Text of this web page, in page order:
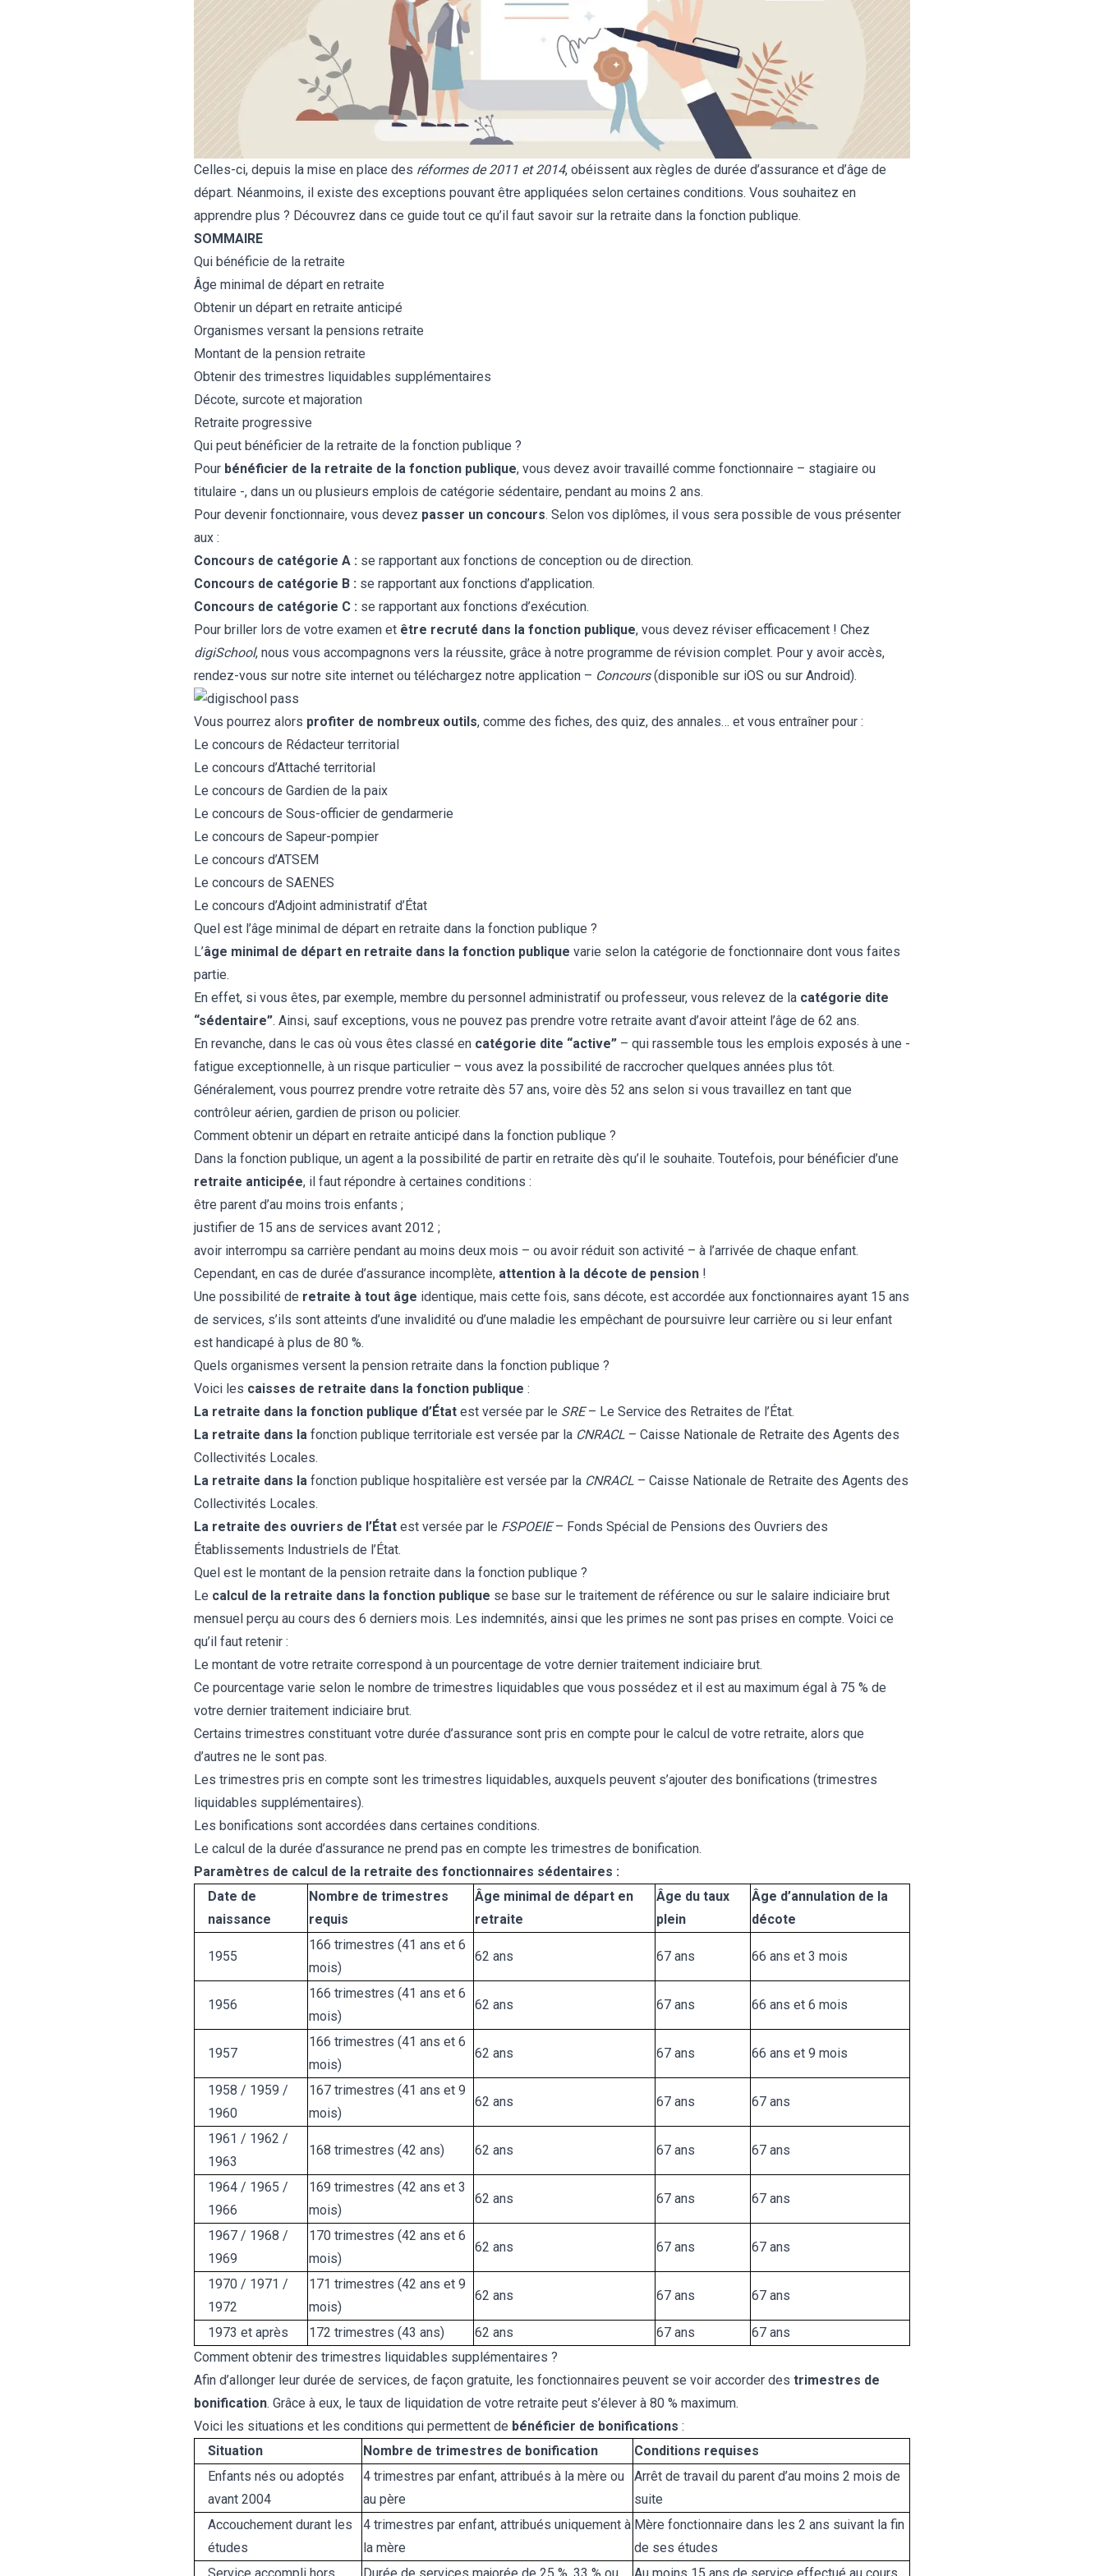
Adjoint administratif
territorial
Adjoint administratif
territorial
Celles-ci, depuis la mise en place des réformes de 2011 et 2014, obéissent aux règles de durée d’assurance et d’âge de
départ. Néanmoins, il existe des exceptions pouvant être appliquées selon certaines conditions. Vous souhaitez en
apprendre plus ? Découvrez dans ce guide tout ce qu’il faut savoir sur la retraite dans la fonction publique.
SOMMAIRE
Qui bénéficie de la retraite
Âge minimal de départ en retraite
Obtenir un départ en retraite anticipé
Organismes versant la pensions retraite
Montant de la pension retraite
Obtenir des trimestres liquidables supplémentaires
Décote, surcote et majoration
Retraite progressive
Qui peut bénéficier de la retraite de la fonction publique ?
Pour bénéficier de la retraite de la fonction publique, vous devez avoir travaillé comme fonctionnaire – stagiaire ou
titulaire -, dans un ou plusieurs emplois de catégorie sédentaire, pendant au moins 2 ans.
Pour devenir fonctionnaire, vous devez passer un concours. Selon vos diplômes, il vous sera possible de vous présenter
aux :
Concours de catégorie A : se rapportant aux fonctions de conception ou de direction.
Concours de catégorie B : se rapportant aux fonctions d’application.
Concours de catégorie C : se rapportant aux fonctions d’exécution.
Pour briller lors de votre examen et être recruté dans la fonction publique, vous devez réviser efficacement ! Chez
digiSchool, nous vous accompagnons vers la réussite, grâce à notre programme de révision complet. Pour y avoir accès,
rendez-vous sur notre site internet ou téléchargez notre application – Concours(disponible sur iOS ou sur Android).
Vous pourrez alors profiter de nombreux outils, comme des fiches, des quiz, des annales… et vous entraîner pour :
Le concours de Rédacteur territorial
Le concours d’Attaché territorial
Le concours de Gardien de la paix
Le concours de Sous-officier de gendarmerie
Le concours de Sapeur-pompier
Le concours d’ATSEM
Le concours de SAENES
Le concours d’Adjoint administratif d’État
Quel est l’âge minimal de départ en retraite dans la fonction publique ?
L’âge minimal de départ en retraite dans la fonction publique varie selon la catégorie de fonctionnaire dont vous faites
partie.
En effet, si vous êtes, par exemple, membre du personnel administratif ou professeur, vous relevez de la catégorie dite
“sédentaire”. Ainsi, sauf exceptions, vous ne pouvez pas prendre votre retraite avant d’avoir atteint l’âge de 62 ans.
En revanche, dans le cas où vous êtes classé en catégorie dite “active” – qui rassemble tous les emplois exposés à une ­
fatigue exceptionnelle, à un risque particulier – vous avez la possibilité de raccrocher quelques années plus tôt.
Généralement, vous pourrez prendre votre retraite dès 57 ans, voire dès 52 ans selon si vous travaillez en tant que
contrôleur aérien, gardien de prison ou policier.
Comment obtenir un départ en retraite anticipé dans la fonction publique ?
Dans la fonction publique, un agent a la possibilité de partir en retraite dès qu’il le souhaite. Toutefois, pour bénéficier d’une
retraite anticipée, il faut répondre à certaines conditions :
être parent d’au moins trois enfants ;
justifier de 15 ans de services avant 2012 ;
avoir interrompu sa carrière pendant au moins deux mois – ou avoir réduit son activité – à l’arrivée de chaque enfant.
Cependant, en cas de durée d’assurance incomplète, attention à la décote de pension !
Une possibilité de retraite à tout âge identique, mais cette fois, sans décote, est accordée aux fonctionnaires ayant 15 ans
de services, s’ils sont atteints d’une invalidité ou d’une maladie les empêchant de poursuivre leur carrière ou si leur enfant
est handicapé à plus de 80 %.
Quels organismes versent la pension retraite dans la fonction publique ?
Voici les caisses de retraite dans la fonction publique :
La retraite dans la fonction publique d’État est versée par le SRE– Le Service des Retraites de l’État.
La retraite dans la fonction publique territoriale est versée par la CNRACL – Caisse Nationale de Retraite des Agents des
Collectivités Locales.
La retraite dans la fonction publique hospitalière est versée par la CNRACL – Caisse Nationale de Retraite des Agents des
Collectivités Locales.
La retraite des ouvriers de l’État est versée par le FSPOEIE– Fonds Spécial de Pensions des Ouvriers des
Établissements Industriels de l’État.
Quel est le montant de la pension retraite dans la fonction publique ?
Le calcul de la retraite dans la fonction publique se base sur le traitement de référence ou sur le salaire indiciaire brut
mensuel perçu au cours des 6 derniers mois. Les indemnités, ainsi que les primes ne sont pas prises en compte. Voici ce
qu’il faut retenir :
Le montant de votre retraite correspond à un pourcentage de votre dernier traitement indiciaire brut.
Ce pourcentage varie selon le nombre de trimestres liquidables que vous possédez et il est au maximum égal à 75 % de
votre dernier traitement indiciaire brut.
Certains trimestres constituant votre durée d’assurance sont pris en compte pour le calcul de votre retraite, alors que
d’autres ne le sont pas.
Les trimestres pris en compte sont les trimestres liquidables, auxquels peuvent s’ajouter des bonifications (trimestres
liquidables supplémentaires).
Les bonifications sont accordées dans certaines conditions.
Le calcul de la durée d’assurance ne prend pas en compte les trimestres de bonification.
Paramètres de calcul de la retraite des fonctionnaires sédentaires :
Date de
naissance
Nombre de trimestres
requis
Âge minimal de départ en
retraite
Âge du taux
plein
Âge d’annulation de la
décote
1955
166 trimestres (41 ans et 6
mois)
62 ans 67 ans 66 ans et 3 mois
1956
166 trimestres (41 ans et 6
mois)
62 ans 67 ans 66 ans et 6 mois
1957
166 trimestres (41 ans et 6
mois)
62 ans 67 ans 66 ans et 9 mois
1958 / 1959 /
1960
167 trimestres (41 ans et 9
mois)
62 ans 67 ans 67 ans
1961 / 1962 /
1963
168 trimestres (42 ans) 62 ans 67 ans 67 ans
1964 / 1965 /
1966
169 trimestres (42 ans et 3
mois)
62 ans 67 ans 67 ans
1967 / 1968 /
1969
170 trimestres (42 ans et 6
mois)
62 ans 67 ans 67 ans
1970 / 1971 /
1972
171 trimestres (42 ans et 9
mois)
62 ans 67 ans 67 ans
1973 et après 172 trimestres (43 ans) 62 ans 67 ans
67 ans
Comment obtenir des trimestres liquidables supplémentaires ?
Afin d’allonger leur durée de services, de façon gratuite, les fonctionnaires peuvent se voir accorder des trimestres de
bonification. Grâce à eux, le taux de liquidation de votre retraite peut s’élever à 80 % maximum.
Voici les situations et les conditions qui permettent de bénéficier de bonifications :
Situation
Nombre de trimestres de bonification
Conditions requises
Enfants nés ou adoptés
avant 2004
4 trimestres par enfant, attribués à la mère ou
au père
Arrêt de travail du parent d’au moins 2 mois de
suite
Accouchement durant les
études
4 trimestres par enfant, attribués uniquement à
la mère
Mère fonctionnaire dans les 2 ans suivant la fin
de ses études